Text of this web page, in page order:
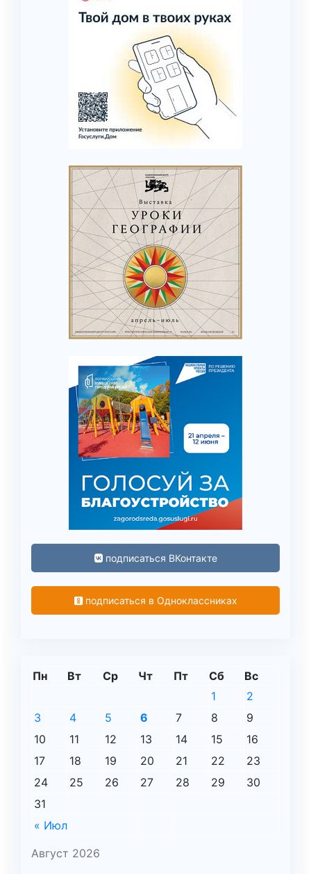
подписаться ВКонтакте
подписаться в Одноклассниках
Август 2026
Пн Вт Ср Чт Пт Сб Вс
« Июл
1
2
3
4 5 6 7 8
9
10
11 12 13 14 15
16
17
18 19 20 21 22
23
24
25 26 27 28 29
30
31